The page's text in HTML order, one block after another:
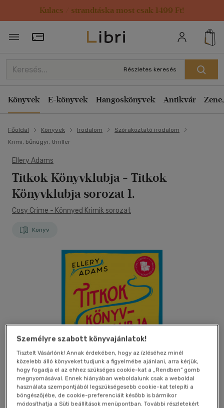
Kulacs / strandtáska most csak 1499 Ft!
Törzsvásárlói Kártya adatai
Részletes keresés
Könyvek E-könyvek Hangoskönyvek Antikvár
Főoldal Könyvek Irodalom
Szórakoztató irodalom
Krimi, bűnügyi, thriller
Ellery Adams
Titkok Könyvklubja - Titkok
Könyvklubja sorozat 1.
Cosy Crime - Könnyed Krimik sorozat
Könyv
Személyre szabott könyvajánlatok!
Tisztelt Vásárlónk! Annak érdekében, hogy az ízléséhez minél
közelebb álló könyveket tudjunk a figyelmébe ajánlani, arra kérjük,
hogy fogadja el az ehhez szükséges cookie-kat a „Rendben” gomb
megnyomásával. Ennek hiányában weboldalunk csak a weboldal
használata szempontjából legszükségesebb cookie-kat telepíti a
böngészőjébe, de cookie-preferenciáit később is bármikor
módosíthatja a Süti beállítások menüpontban. További részletekért